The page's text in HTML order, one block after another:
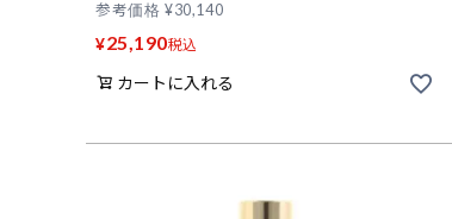
参考価格 ¥30,140
¥25,190税込
カートに入れる